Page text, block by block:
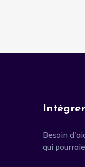
Intégrer
Besoin
qui